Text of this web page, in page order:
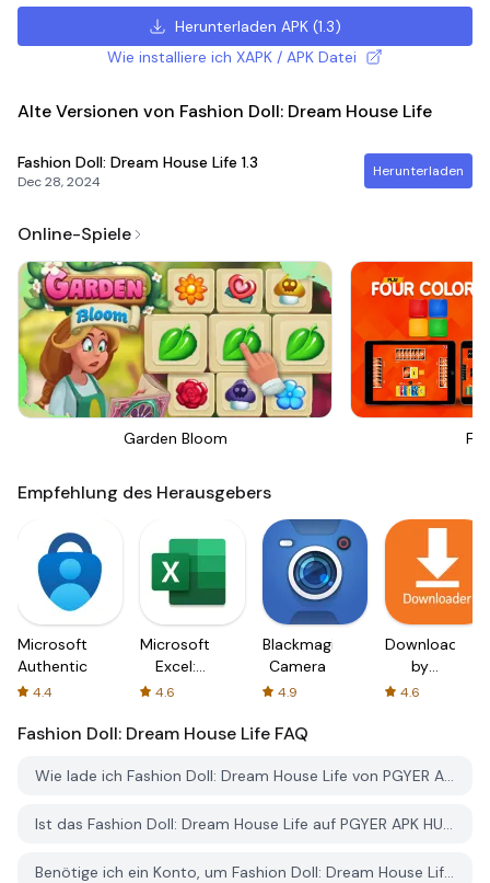
Herunterladen APK(1.3)
Wie installiere ich XAPK / APK Datei
Alte Versionen von Fashion Doll: Dream House Life
Fashion Doll: Dream House Life 1.3
Dec 28, 2024
Herunterladen
Online-Spiele
Garden Bloom
Empfehlung des Herausgebers
Microsoft
Authenticator
4.4
Microsoft
Excel:
Spreadsheets
4.6
Blackmagic
Camera
4.9
Downloader
by
AFTVnews
4.6
Fashion Doll: Dream House Life FAQ
Wie lade ich Fashion Doll: Dream House Life von PGYER APK HUB herunter?
Ist das Fashion Doll: Dream House Life auf PGYER APK HUB kostenlos zum Download?
Benötige ich ein Konto, um Fashion Doll: Dream House Life von PGYER APK HUB herunterzuladen?